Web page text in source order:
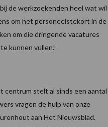
de werkzoekenden heel wat wil
om het personeelstekort in de
om die dringende vacatures
kunnen vullen.”
centrum stelt al sinds een aantal
vragen de hulp van onze
aan Het Nieuwsblad.